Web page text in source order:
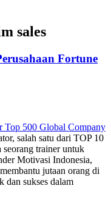
sales
Fortune
salah satu dari TOP 10
trainer untuk
Motivasi Indonesia,
jutaan orang di
dan sukses dalam